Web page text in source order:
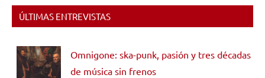
ÚLTIMAS ENTREVISTAS
Omnigone: ska-punk, pasión y tres décadas
de música sin frenos